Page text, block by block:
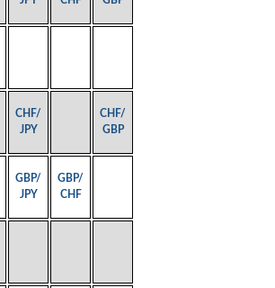
CHF/
JPY
CHF/
GBP
GBP/
JPY
GBP/
CHF